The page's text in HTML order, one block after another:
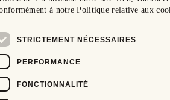
à notre Politique relative aux
STRICTEMENT NÉCESSAIRES
PERFORMANCE
FONCTIONNALITÉ